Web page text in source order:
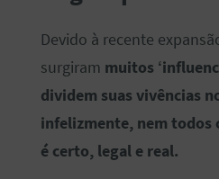
Devido à recente
surgiram muitos
dividem suas vivências
infelizmente, nem todos
é certo, legal e real.